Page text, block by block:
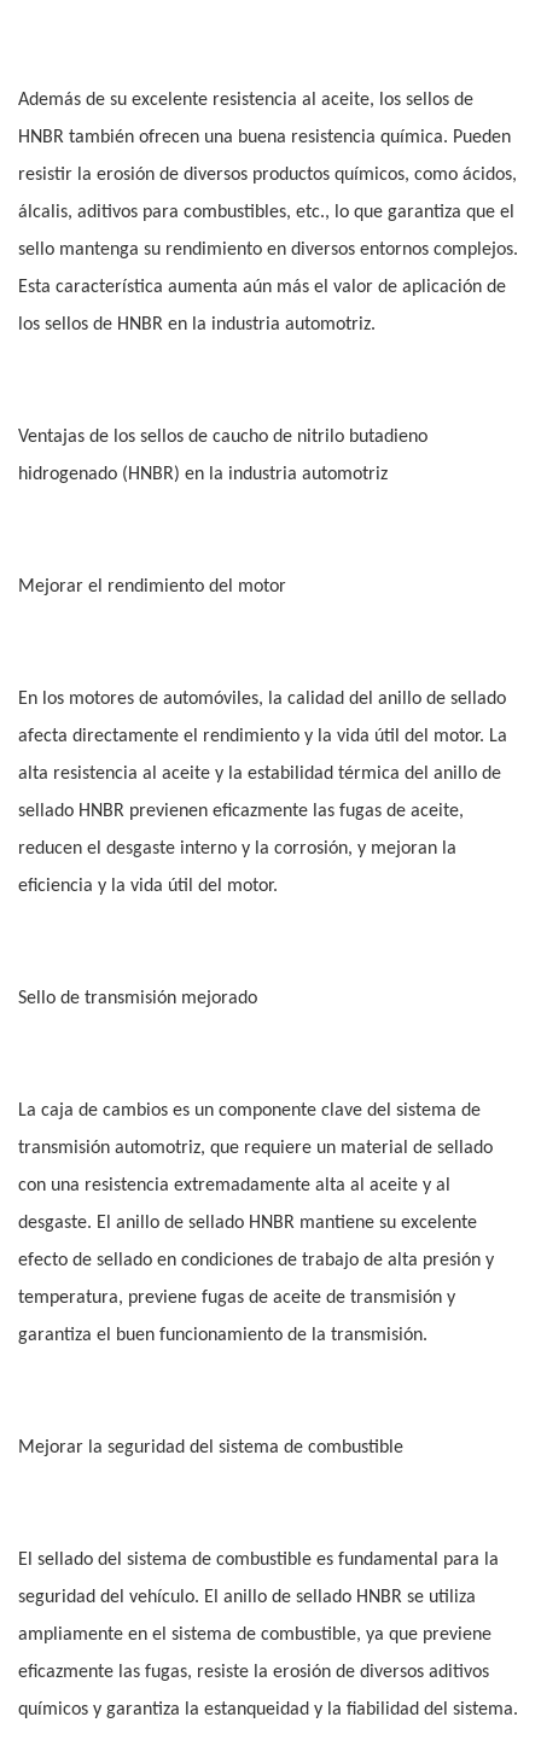
Además de su excelente resistencia al aceite, los sellos de
HNBR también ofrecen una buena resistencia química. Pueden
resistir la erosión de diversos productos químicos, como ácidos,
álcalis, aditivos para combustibles, etc., lo que garantiza que el
sello mantenga su rendimiento en diversos entornos complejos.
Esta característica aumenta aún más el valor de aplicación de
los sellos de HNBR en la industria automotriz.
Ventajas de los sellos de caucho de nitrilo butadieno
hidrogenado (HNBR) en la industria automotriz
Mejorar el rendimiento del motor
En los motores de automóviles, la calidad del anillo de sellado
afecta directamente el rendimiento y la vida útil del motor. La
alta resistencia al aceite y la estabilidad térmica del anillo de
sellado HNBR previenen eficazmente las fugas de aceite,
reducen el desgaste interno y la corrosión, y mejoran la
eficiencia y la vida útil del motor.
Sello de transmisión mejorado
La caja de cambios es un componente clave del sistema de
transmisión automotriz, que requiere un material de sellado
con una resistencia extremadamente alta al aceite y al
desgaste. El anillo de sellado HNBR mantiene su excelente
efecto de sellado en condiciones de trabajo de alta presión y
temperatura, previene fugas de aceite de transmisión y
garantiza el buen funcionamiento de la transmisión.
Mejorar la seguridad del sistema de combustible
El sellado del sistema de combustible es fundamental para la
seguridad del vehículo. El anillo de sellado HNBR se utiliza
ampliamente en el sistema de combustible, ya que previene
eficazmente las fugas, resiste la erosión de diversos aditivos
químicos y garantiza la estanqueidad y la fiabilidad del sistema.